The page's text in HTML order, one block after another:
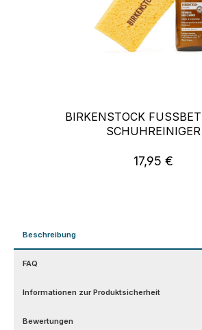
BIRKENSTOCK
CHUHREINIGER
Regulärer Preis:
17,95 €
Beschreibung
FAQ
Informationen zur Produktsicherheit
Bewertungen